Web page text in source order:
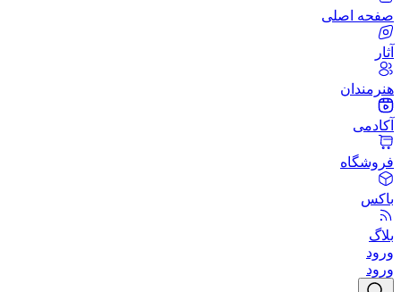
صفحه اصلی
آثار
هنرمندان
آکادمی
فروشگاه
باکس
بلاگ
ورود
ورود